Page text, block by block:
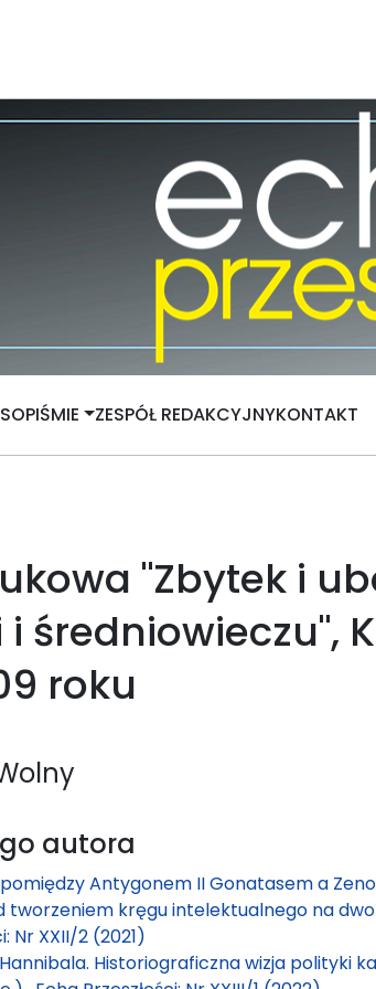
ZESPÓŁ REDAKCYJNYKONTAKT
"Zbytek i
średniowieczu",
roku
autora
Antygonem II Gonatasem a
tworzeniem kręgu intelektualnego na
Nr XXII/2 (2021)
Historiograficzna wizja polityki